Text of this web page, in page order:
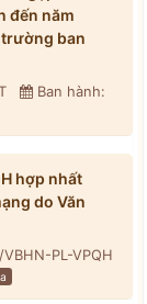
đến năm
ban
Ban hành:
hợp nhất
do Văn
PL-VPQH